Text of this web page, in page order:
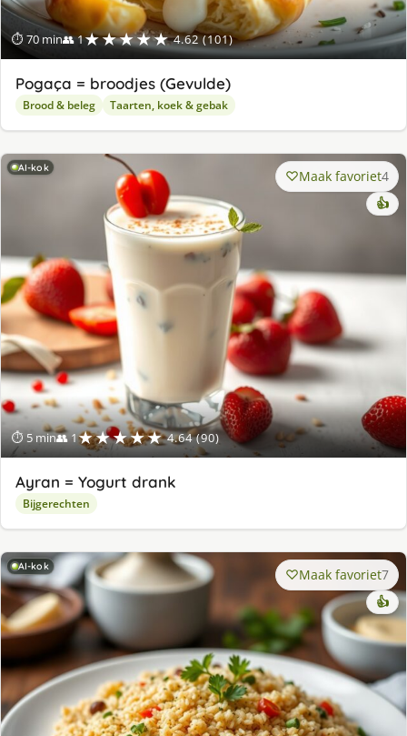
⏱ 70 min👥 1★★★★★ 4.62 (101)
Pogaça = broodjes (Gevulde)
Brood & beleg Taarten, koek & gebak
AI-kok
⏱ 5 min👥 1★★★★★ 4.64 (90)
Maak favoriet4
👍
Ayran = Yogurt drank
Bijgerechten
AI-kok Maak favoriet7
👍